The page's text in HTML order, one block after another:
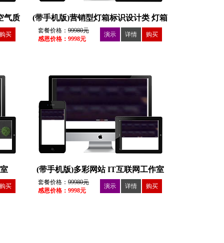
气质
备
购买
(带手机版)营销型灯箱标识设计类 灯箱
广告户外媒体广告营销型网站
套餐价格： 99980元
感恩价格：9998元
演示 详情 购买
购买
(带手机版)多彩网站 IT互联网工作室
整站
套餐价格： 99980元
感恩价格：9998元
演示 详情 购买